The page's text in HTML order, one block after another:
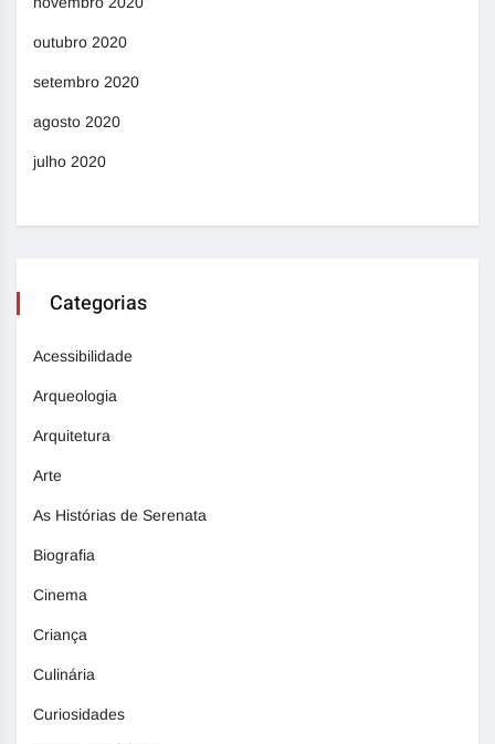
outubro 2020
setembro 2020
agosto 2020
julho 2020
Categorias
Acessibilidade
Arqueologia
Arquitetura
Arte
As Histórias de Serenata
Biografia
Cinema
Criança
Culinária
Curiosidades